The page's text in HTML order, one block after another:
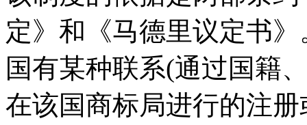
定》和《马德里议定书
国有某种联系(通过国籍
在该国商标局进行的注